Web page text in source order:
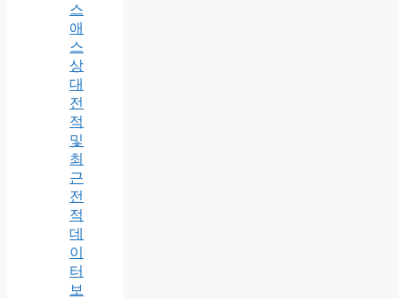
스
애
스
상
대
전
적
및
최
근
전
적
데
이
터
보